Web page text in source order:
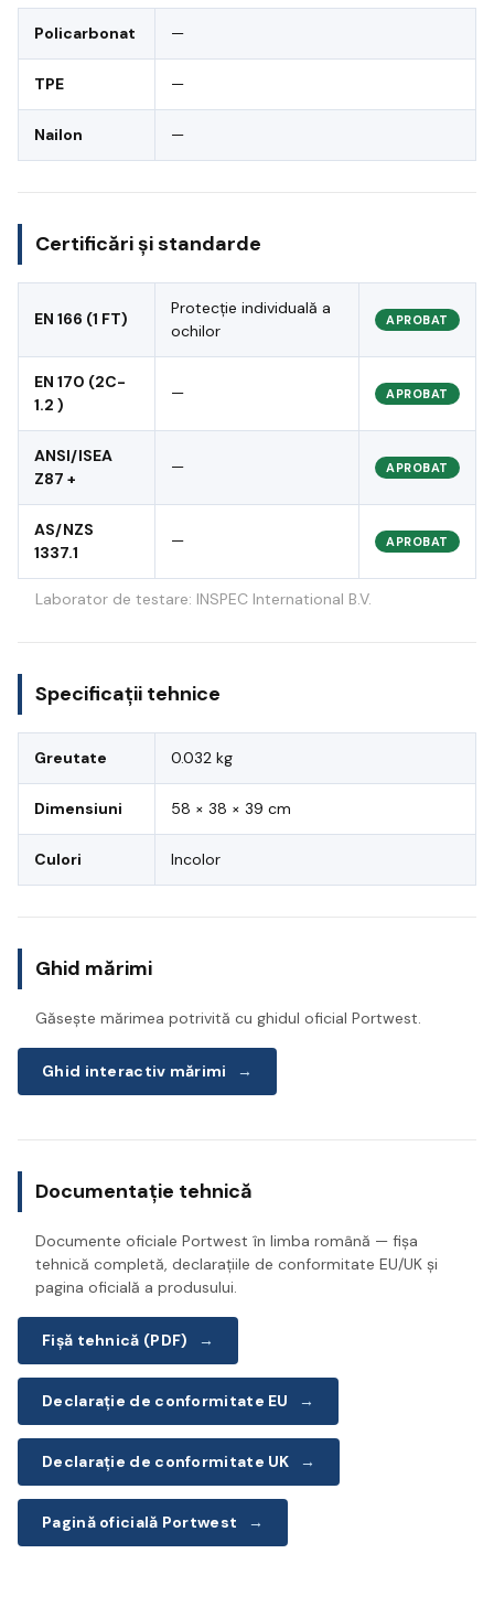
Policarbonat —
TPE —
Nailon —
Certificări și standarde
EN 166 (1 FT)
Protecție individuală a
ochilor
APROBAT
EN 170 (2C-
1.2 )
— APROBAT
ANSI/ISEA
Z87 +
— APROBAT
AS/NZS
1337.1
— APROBAT
Laborator de testare: INSPEC International B.V.
Specificații tehnice
Greutate 0.032 kg
Dimensiuni 58 × 38 × 39 cm
Culori Incolor
Ghid mărimi
Găsește mărimea potrivită cu ghidul oficial Portwest.
Ghid interactiv mărimi →
Documentație tehnică
Documente oficiale Portwest în limba română — fișa
tehnică completă, declarațiile de conformitate EU/UK și
pagina oficială a produsului.
Fișă tehnică (PDF) →
Declarație de conformitate EU →
Declarație de conformitate UK →
Pagină oficială Portwest →